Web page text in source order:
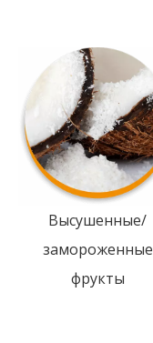
Высушенные/
замороженные
фрукты